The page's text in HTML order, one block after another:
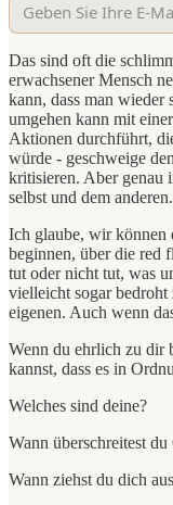
Das sind oft die
erwachsener Mensch
kann, dass man wieder
umgehen kann mit
Aktionen durchführt,
würde - geschweige
kritisieren. Aber genau
selbst und dem anderen.
Ich glaube, wir können
beginnen, über die red
tut oder nicht tut, was
vielleicht sogar bedroht
eigenen. Auch wenn
Wenn du ehrlich zu dir
kannst, dass es in
Welches sind deine?
Wann überschreitest du
Wann ziehst du dich